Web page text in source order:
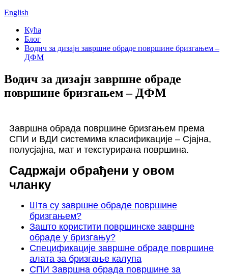
English
Кућа
Блог
Водич за дизајн завршне обраде површине бризгањем –
ДФМ
Водич за дизајн завршне обраде
површине бризгањем – ДФМ
Завршна обрада површине бризгањем према
СПИ и ВДИ системима класификације – Сјајна,
полусјајна, мат и текстурирана површина.
Садржаји обрађени у овом
чланку
Шта су завршне обраде површине
бризгањем?
Зашто користити површинске завршне
обраде у бризгању?
Спецификације завршне обраде површине
алата за бризгање калупа
СПИ Завршна обрада површине за